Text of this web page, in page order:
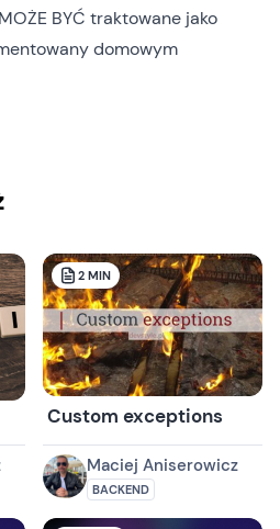
BYĆ traktowane jako
domowym
2 MIN
Custom exceptions
Maciej Aniserowicz
BACKEND